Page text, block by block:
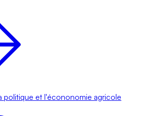
politique et l'écononomie agricole